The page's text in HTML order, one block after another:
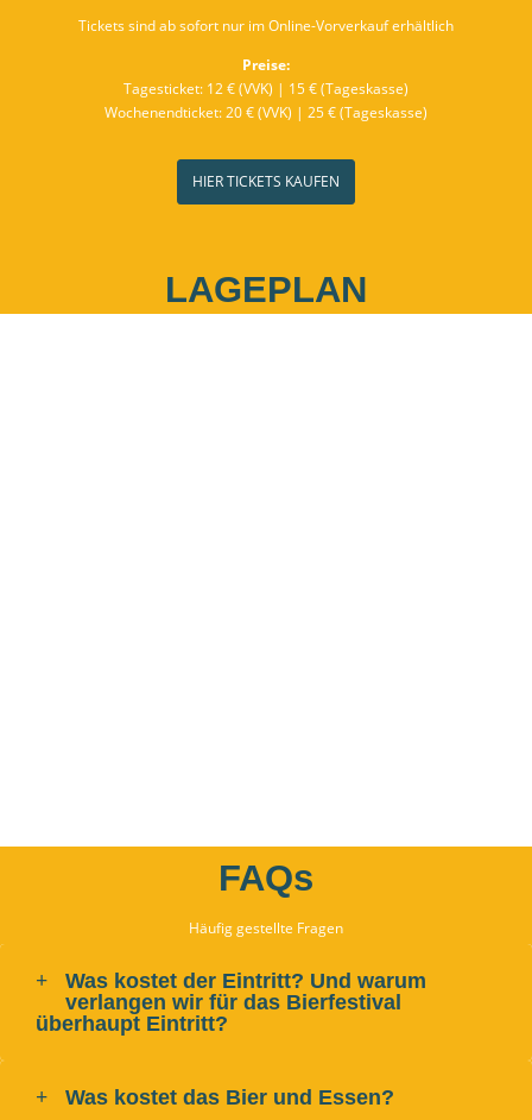
Tickets sind ab sofort nur im Online-Vorverkauf erhältlich
Preise:
Tagesticket: 12 € (VVK) | 15 € (Tageskasse)
Wochenendticket: 20 € (VVK) | 25 € (Tageskasse)
HIER TICKETS KAUFEN
LAGEPLAN
FAQs
Häufig gestellte Fragen
Was kostet der Eintritt? Und warum
verlangen wir für das Bierfestival
überhaupt Eintritt?
Was kostet das Bier und Essen?